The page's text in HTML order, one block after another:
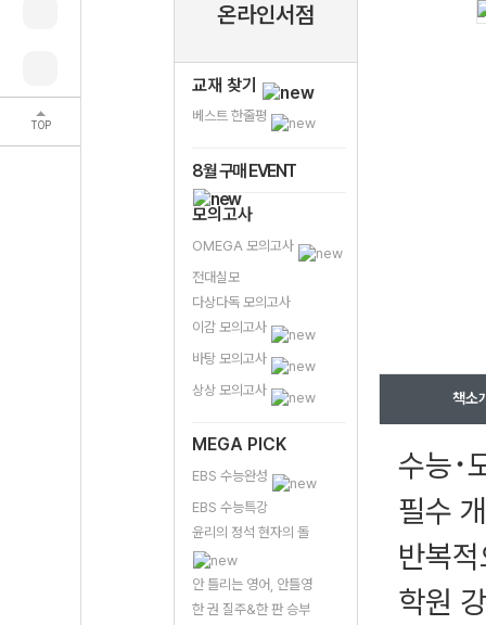
TOP
온라인서점
교재 찾기
베스트 한줄평
8월 구매 EVENT
모의고사
OMEGA 모의고사
전대실모
다상다독 모의고사
이감 모의고사
바탕 모의고사
상상 모의고사
MEGA PICK
EBS 수능완성
EBS 수능특강
윤리의 정석 현자의 돌
안 틀리는 영어, 안틀영
한 권 질주&한 판 승부
책소
수능･
필수
반복
학원